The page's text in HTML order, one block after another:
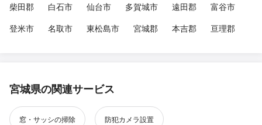
柴田郡
白石市 仙台市 多賀城市 遠田郡
富谷市
登米市
名取市 東松島市 宮城郡 本吉郡 亘理郡
宮城県の関連サービス
窓・サッシの掃除 防犯カメラ設置